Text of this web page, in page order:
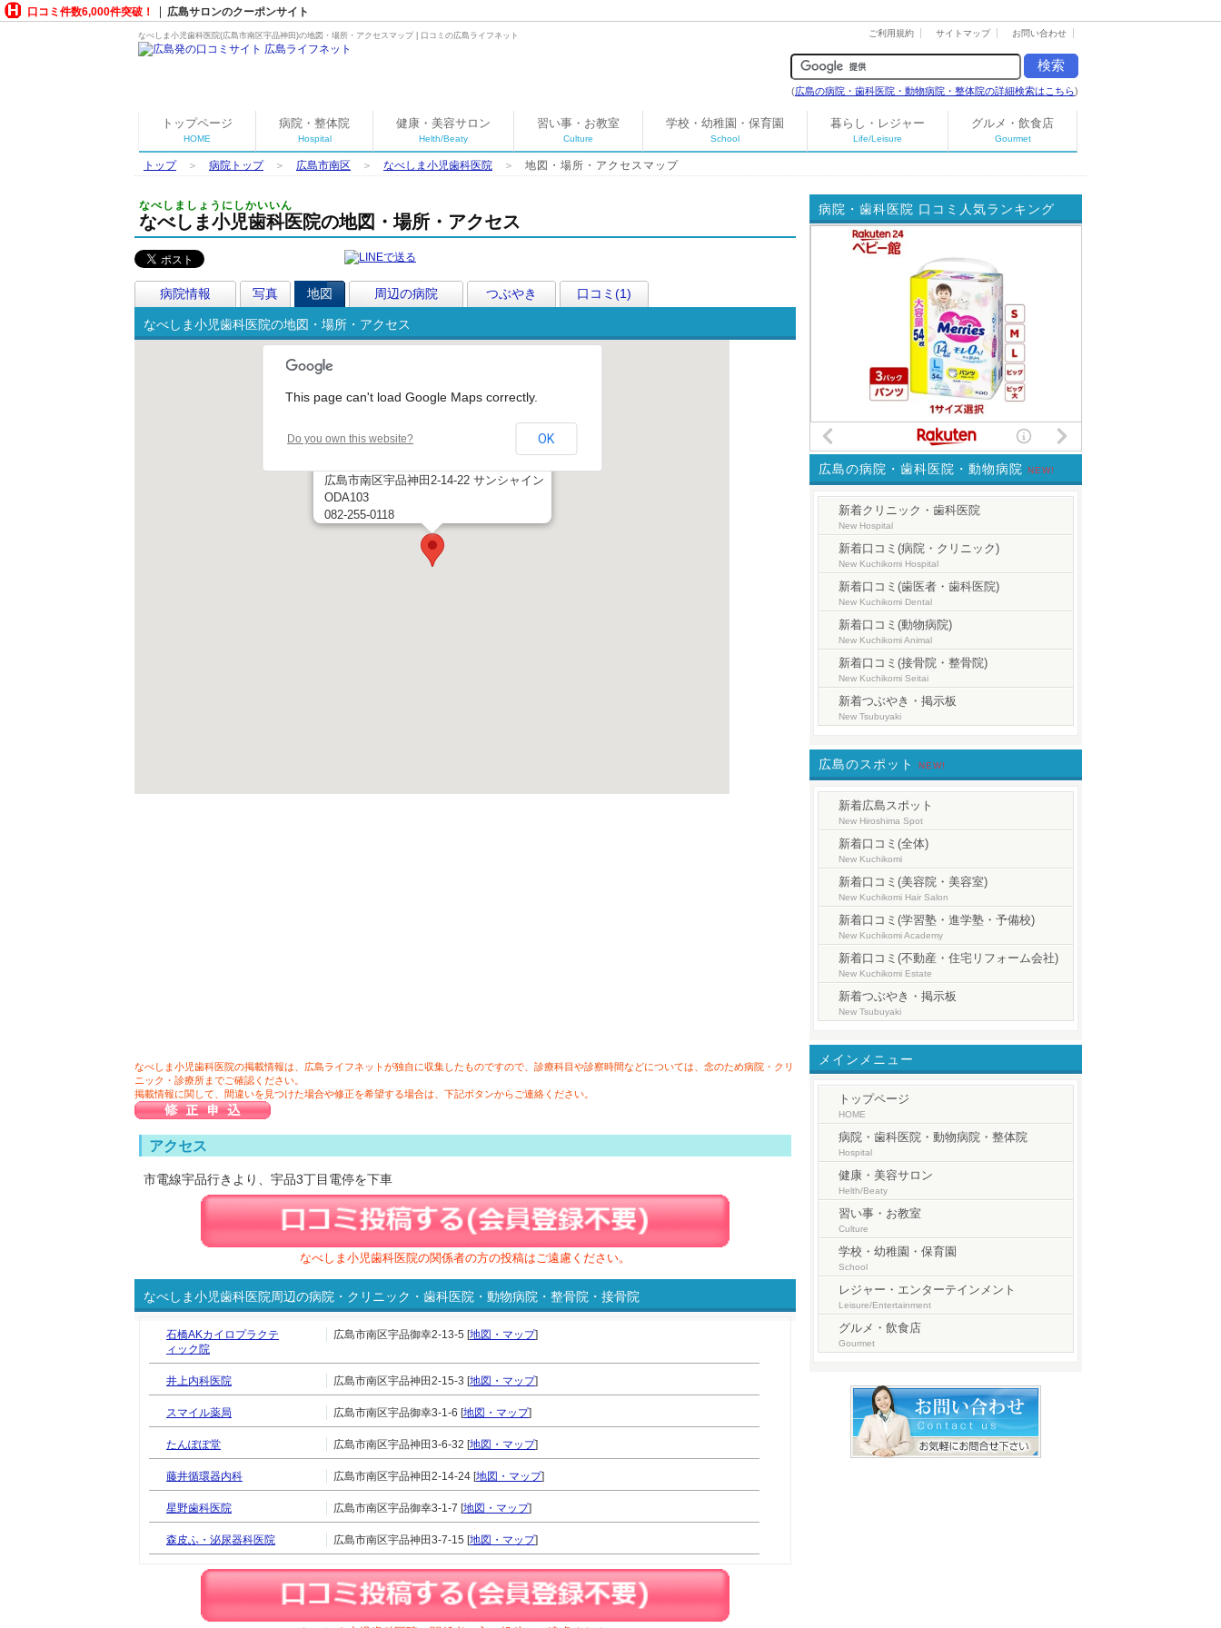
口コミ件数6,000件突破！ 広島サロンのクーポンサイト
なべしま小児歯科医院(広島市南区宇品神田)の地図・場所・アクセスマップ | 口コミの広島ライフネット
(広島の病院・歯科医院・動物病院・整体院の詳細検索はこちら)
ご利用規約 サイトマップ お問い合わせ
トップページ
HOME
病院・整体院
Hospital
健康・美容サロン
Helth/Beaty
習い事・お教室
Culture
学校・幼稚園・保育園
School
暮らし・レジャー
Life/Leisure
グルメ・飲食店
Gourmet
トップ＞ 病院トップ＞ 広島市南区 ＞ なべしま小児歯科医院 ＞ 地図・場所・アクセスマップ
なべしましょうにしかいいん
なべしま小児歯科医院の地図・場所・アクセス
病院情報 写真 地図 周辺の病院 つぶやき 口コミ(1)
なべしま小児歯科医院の地図・場所・アクセス
広島市南区宇品神田2-14-22 サンシャイン
ODA103
082-255-0118
This page can't load Google Maps correctly.
Do you own this website? OK
なべしま小児歯科医院の掲載情報は、広島ライフネットが独自に収集したものですので、診療科目や診察時間などについては、念のため病院・クリ
ニック・診療所までご確認ください。
掲載情報に関して、間違いを見つけた場合や修正を希望する場合は、下記ボタンからご連絡ください。
アクセス
市電線宇品行きより、宇品3丁目電停を下車
なべしま小児歯科医院の関係者の方の投稿はご遠慮ください。
なべしま小児歯科医院周辺の病院・クリニック・歯科医院・動物病院・整骨院・接骨院
石橋AKカイロプラクテ
ィック院
広島市南区宇品御幸2-13-5 [地図・マップ]
井上内科医院 広島市南区宇品神田2-15-3 [地図・マップ]
スマイル薬局 広島市南区宇品御幸3-1-6 [地図・マップ]
たんぽぽ堂 広島市南区宇品神田3-6-32 [地図・マップ]
藤井循環器内科 広島市南区宇品神田2-14-24 [地図・マップ]
星野歯科医院 広島市南区宇品御幸3-1-7 [地図・マップ]
森皮ふ・泌尿器科医院 広島市南区宇品神田3-7-15 [地図・マップ]
病院・歯科医院 口コミ人気ランキング
広島の病院・歯科医院・動物病院 NEW!
新着クリニック・歯科医院
New Hospital
新着口コミ(病院・クリニック)
New Kuchikomi Hospital
新着口コミ(歯医者・歯科医院)
New Kuchikomi Dental
新着口コミ(動物病院)
New Kuchikomi Animal
新着口コミ(接骨院・整骨院)
New Kuchikomi Seitai
新着つぶやき・掲示板
New Tsubuyaki
広島のスポット NEW!
新着広島スポット
New Hiroshima Spot
新着口コミ(全体)
New Kuchikomi
新着口コミ(美容院・美容室)
New Kuchikomi Hair Salon
新着口コミ(学習塾・進学塾・予備校)
New Kuchikomi Academy
新着口コミ(不動産・住宅リフォーム会社)
New Kuchikomi Estate
新着つぶやき・掲示板
New Tsubuyaki
メインメニュー
トップページ
HOME
病院・歯科医院・動物病院・整体院
Hospital
健康・美容サロン
Helth/Beaty
習い事・お教室
Culture
学校・幼稚園・保育園
School
レジャー・エンターテインメント
Leisure/Entertainment
グルメ・飲食店
Gourmet